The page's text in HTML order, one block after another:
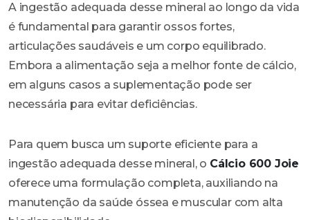
A ingestão adequada desse mineral ao longo da vida
é fundamental para garantir ossos fortes,
articulações saudáveis e um corpo equilibrado.
Embora a alimentação seja a melhor fonte de cálcio,
em alguns casos a suplementação pode ser
necessária para evitar deficiências.
Para quem busca um suporte eficiente para a
ingestão adequada desse mineral, o Cálcio 600 Joie
oferece uma formulação completa, auxiliando na
manutenção da saúde óssea e muscular com alta